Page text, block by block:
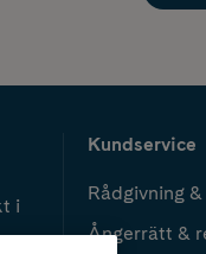
i
Kundservice
Rådgivning
Ångerrätt &